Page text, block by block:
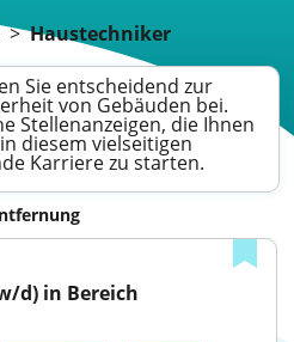
> Haustechniker
Sie entscheidend zur
von Gebäuden bei.
Stellenanzeigen, die Ihnen
diesem vielseitigen
Karriere zu starten.
d) in Bereich